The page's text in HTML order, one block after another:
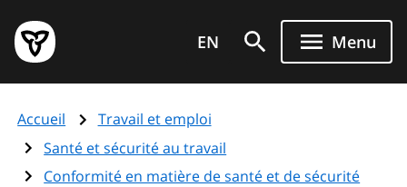
au
contenu
principal
Page
d'accueil
de
l'Ontario
EN Menu
Accueil
Travail et emploi
Santé et sécurité au travail
Conformité en matière de santé et de sécurité